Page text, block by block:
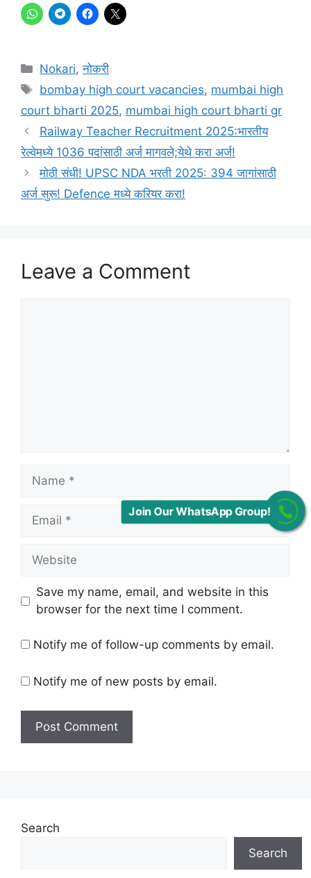
Categories
Nokari,नोकरी
Tags
bombay high court vacancies, mumbai high
court bharti 2025, mumbai high court bharti gr
Railway Teacher Recruitment 2025:भारतीय
रेल्वेमध्ये 1036 पदांसाठी अर्ज मागवले;येथे करा अर्ज!
मोठी संधी! UPSC NDA भरती 2025: 394 जागांसाठी
अर्ज सुरू! Defence मध्ये करियर करा!
Leave a Comment
Name
Email
Website
Save my name, email, and website in this
browser for the next time I comment.
Notify me of follow-up comments by email.
Notify me of new posts by email.
Search
Search
Join Our WhatsApp Group!